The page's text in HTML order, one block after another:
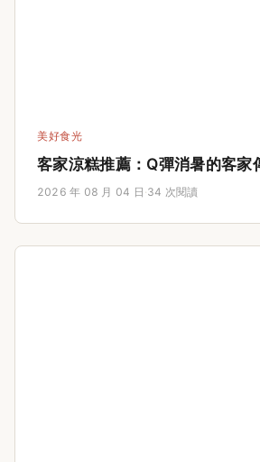
美好食光
客家涼糕推薦：Q彈消暑的客家
2026 年 08 月 04 日 ·34 次閱讀